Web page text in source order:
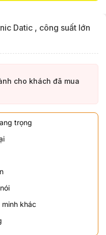
Datic , công suất lớn
cho khách đã mua
trọng
khác